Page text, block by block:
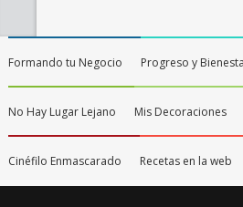
Formando tu Negocio Progreso y
No Hay Lugar Lejano Mis Decoraciones
Cinéfilo Enmascarado Recetas en la web